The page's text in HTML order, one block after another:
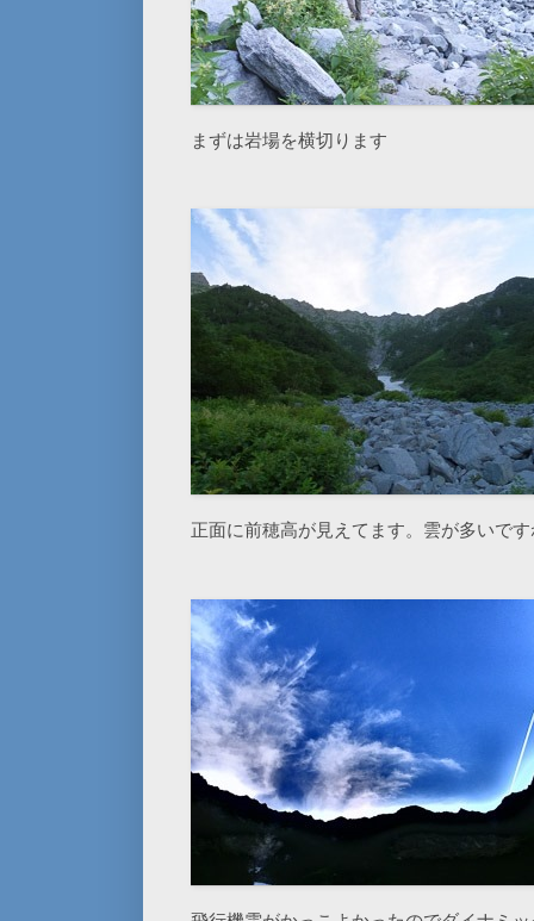
まずは岩場を横切ります
正面に前穂高が見えてます。雲が多いで